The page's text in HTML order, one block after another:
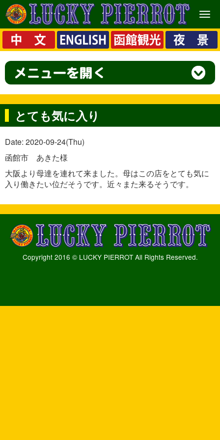
メ
ニ
ュ
ー
とても気に入り
Date: 2020-09-24(Thu)
函館市 あきた様
大阪より母達を連れて来ました。母はこの店をとても気に
入り働きたい位だそうです。近々また来るそうです。
Copyright 2016 © LUCKY PIERROT All Rights Reserved.